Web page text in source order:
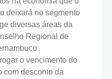
deixará no segmento
diversas áreas da
Regional de
o vencimento do
com desconto da